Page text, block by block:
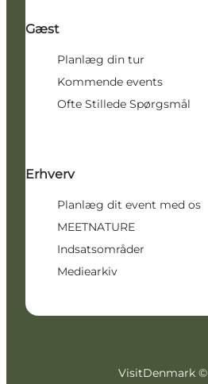
Gæst
Planlæg din tur
Kommende events
Ofte Stillede Spørgsmål
Erhverv
Planlæg dit event med os
MEETNATURE
Indsatsområder
Mediearkiv
VisitDenmark ©